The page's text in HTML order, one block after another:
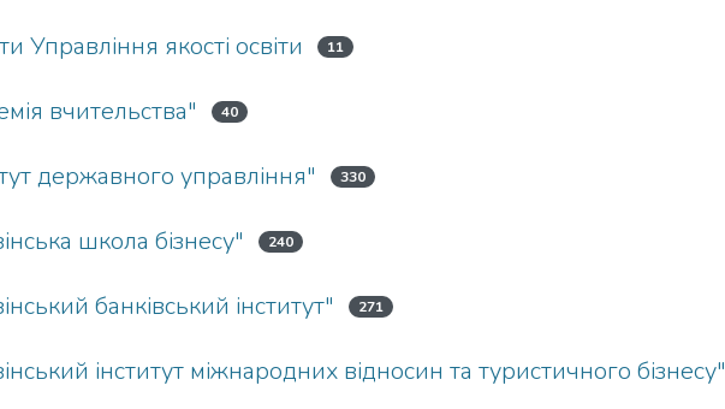
якості освіти 11
вчительства" 40
державного управління" 330
школа бізнесу" 240
банківський інститут" 271
інститут міжнародних відносин та туристичного бізнесу"